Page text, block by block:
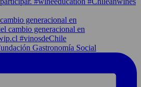
generacional en
Gastronomía Social